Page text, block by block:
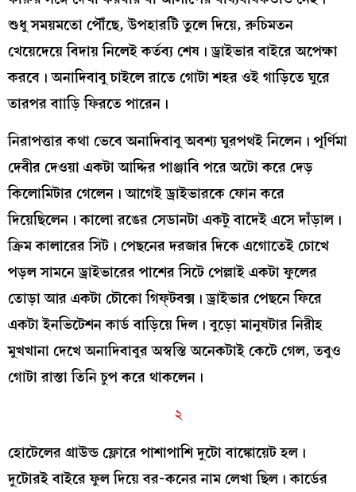
শুধু সময়মতো পৌঁছে, উপহারটি তুলে দিয়ে, রুচিমতন
খেয়েদেয়ে বিদায় নিলেই কর্তব্য শেষ। ড্রাইভার বাইরে অপেক্ষা
করবে। অনাদিবাবু চাইলে রাতে গোটা শহর ওই গাড়িতে ঘুরে
তারপর বাাড়ি ফিরতে পারেন।
নিরাপত্তার কথা ভেবে অনাদিবাবু অবশ্য ঘুরপথই নিলেন। পূর্ণিমা
দেবীর দেওয়া একটা আদ্দির পাঞ্জাবি পরে অটো করে দেড়
কিলোমিটার গেলেন। আগেই ড্রাইভারকে ফোন করে
দিয়েছিলেন। কালো রঙের সেডানটা একটু বাদেই এসে দাঁড়াল।
ক্রিম কালারের সিট। পেছনের দরজার দিকে এগোতেই চোখে
পড়ল সামনে ড্রাইভারের পাশের সিটে পেল্লাই একটা ফুলের
তোড়া আর একটা চৌকো গিফ্‌টবক্স। ড্রাইভার পেছনে ফিরে
একটা ইনভিটেশন কার্ড বাড়িয়ে দিল। বুড়ো মানুষটার নিরীহ
মুখখানা দেখে অনাদিবাবুর অস্বস্তি অনেকটাই কেটে গেল, তবুও
গোটা রাস্তা তিনি চুপ করে থাকলেন।
২
হোটেলের গ্রাউন্ড ফ্লোরে পাশাপাশি দুটো বাঙ্কোয়েট হল।
দুটোরই বাইরে ফুল দিয়ে বর-কনের নাম লেখা ছিল। কার্ডের